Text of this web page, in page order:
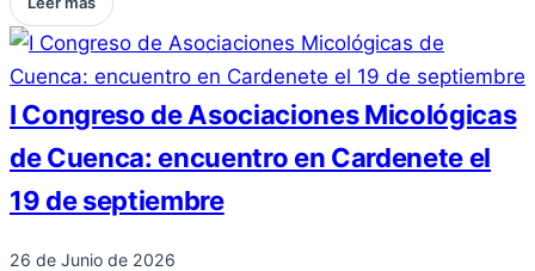
I Congreso de Asociaciones Micológicas
de Cuenca: encuentro en Cardenete el
19 de septiembre
26 de Junio de 2026